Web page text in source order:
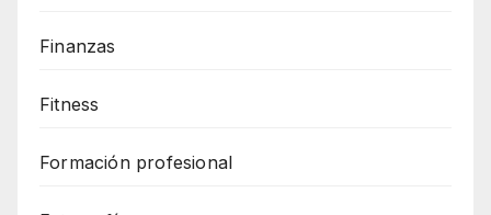
Finanzas
Fitness
Formación profesional